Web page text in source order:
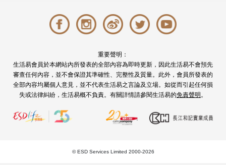
重要聲明：
生活易會員於本網站內所發表的全部內容為即時更新，因此生活易不會預先
審查任何內容，並不會保證其準確性、完整性及質量。此外，會員所發表的
全部內容均屬個人意見，並不代表生活易之言論及立場。如從而引起任何損
失或法律糾紛，生活易概不負責。有關詳情請參閱生活易的免責聲明 。
© ESD Services Limited 2000-2026